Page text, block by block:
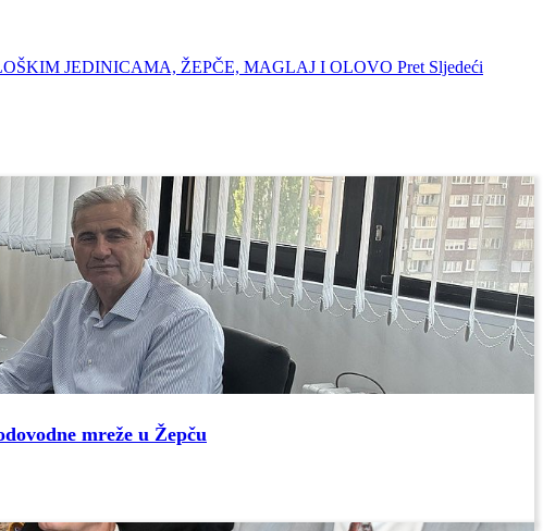
JEDINICAMA, ŽEPČE, MAGLAJ I OLOVO Pret Sljedeći
mreže u Žepču